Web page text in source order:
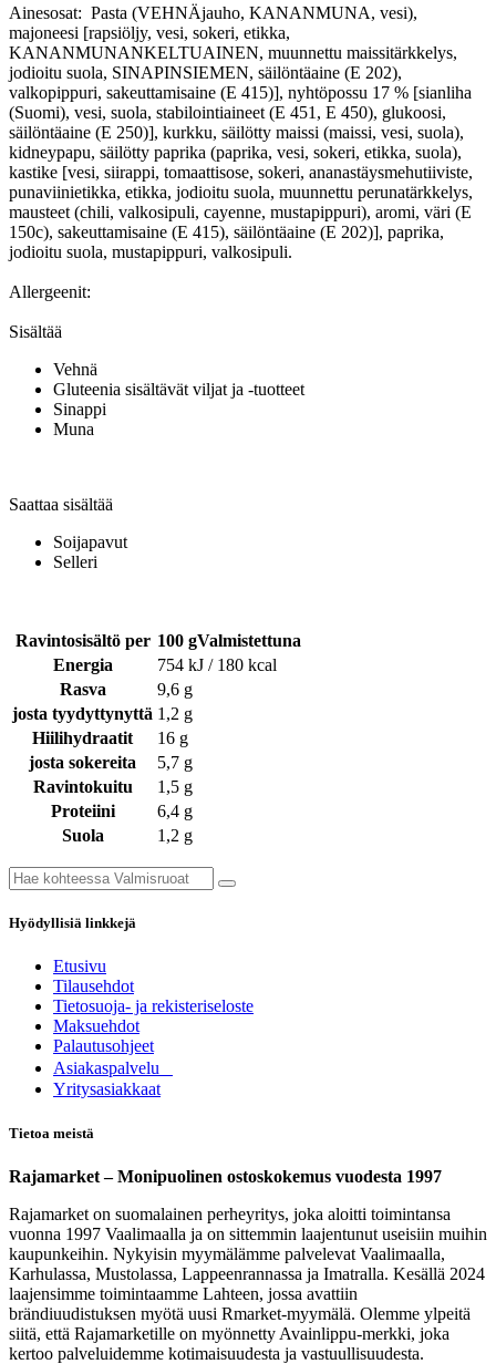
Ainesosat: Pasta (VEHNÄjauho, KANANMUNA, vesi),
majoneesi [rapsiöljy, vesi, sokeri, etikka,
KANANMUNANKELTUAINEN, muunnettu maissitärkkelys,
jodioitu suola, SINAPINSIEMEN, säilöntäaine (E 202),
valkopippuri, sakeuttamisaine (E 415)], nyhtöpossu 17 % [sianliha
(Suomi), vesi, suola, stabilointiaineet (E 451, E 450), glukoosi,
säilöntäaine (E 250)], kurkku, säilötty maissi (maissi, vesi, suola),
kidneypapu, säilötty paprika (paprika, vesi, sokeri, etikka, suola),
kastike [vesi, siirappi, tomaattisose, sokeri, ananastäysmehutiiviste,
punaviinietikka, etikka, jodioitu suola, muunnettu perunatärkkelys,
mausteet (chili, valkosipuli, cayenne, mustapippuri), aromi, väri (E
150c), sakeuttamisaine (E 415), säilöntäaine (E 202)], paprika,
jodioitu suola, mustapippuri, valkosipuli.
Allergeenit:
Sisältää
Vehnä
Gluteenia sisältävät viljat ja -tuotteet
Sinappi
Muna
Saattaa sisältää
Soijapavut
Selleri
Ravintosisältö per 100 gValmistettuna
Energia
754 kJ / 180 kcal
Rasva
9,6 g
josta tyydyttynyttä 1,2 g
Hiilihydraatit
16 g
josta sokereita
5,7 g
Ravintokuitu
1,5 g
Proteiini
6,4 g
Suola
1,2 g
Hyödyllisiä linkkejä
Etusivu
Tilausehdot
Tietosuoja- ja rekisteriseloste
Maksuehdot
Palautusohjeet
Asia​k​aspalvelu
​Yritysasiakkaat
Tietoa meistä
Rajamarket – Monipuolinen ostoskokemus vuodesta 1997
Rajamarket on suomalainen perheyritys, joka aloitti toimintansa
vuonna 1997 Vaalimaalla ja on sittemmin laajentunut useisiin muihin
kaupunkeihin. Nykyisin myymälämme palvelevat Vaalimaalla,
Karhulassa, Mustolassa, Lappeenrannassa ja Imatralla. Kesällä 2024
laajensimme toimintaamme Lahteen, jossa avattiin
brändiuudistuksen myötä uusi Rmarket-myymälä. Olemme ylpeitä
siitä, että Rajamarketille on myönnetty Avainlippu-merkki, joka
kertoo palveluidemme kotimaisuudesta ja vastuullisuudesta.